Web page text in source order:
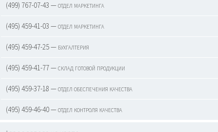
(499) 767-07-43 — отдел маркетинга
(495) 459-41-03 — отдел маркетинга
(495) 459-47-25 — бухгалтерия
(495) 459-41-77 — склад готовой продукции
(495) 459-37-18 — отдел обеспечения качества
(495) 459-46-40 — отдел контроля качества